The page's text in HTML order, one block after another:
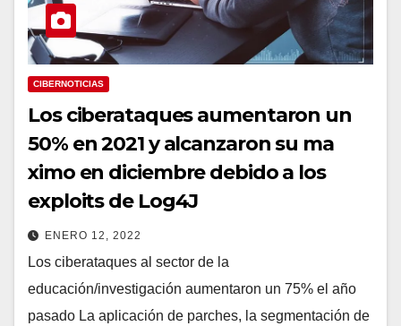
CIBERNOTICIAS
Los ciberataques aumentaron un
50% en 2021 y alcanzaron su ma
ximo en diciembre debido a los
exploits de Log4J
ENERO 12, 2022
Los ciberataques al sector de la
educación/investigación aumentaron un 75% el año
pasado La aplicación de parches, la segmentación de